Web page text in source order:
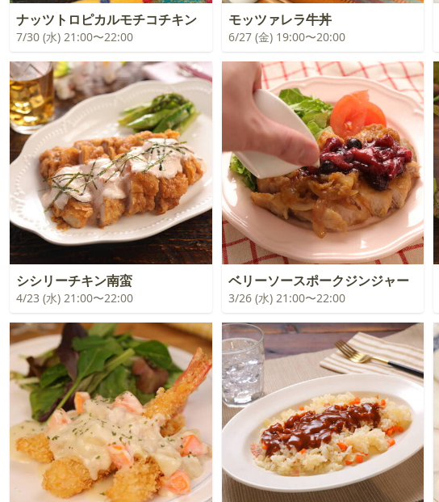
ナッツトロピカルモチコチキン
7/30 (水) 21:00〜22:00
モッツァレラ牛丼
6/27 (金) 19:00〜20:00
シシリーチキン南蛮
4/23 (水) 21:00〜22:00
ベリーソースポークジンジャー
3/26 (水) 21:00〜22:00